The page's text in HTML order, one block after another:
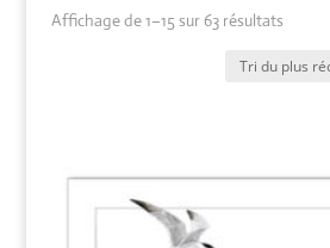
Affichage de 1–15 sur 63 résultatsTrié
plus
ancien